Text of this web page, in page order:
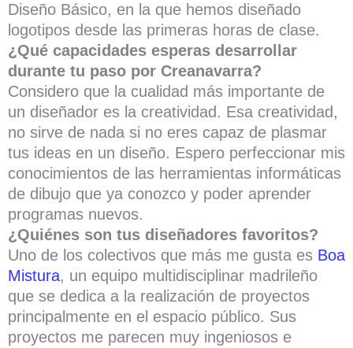
Diseño Básico, en la que hemos diseñado
logotipos desde las primeras horas de clase.
¿Qué capacidades esperas desarrollar
durante tu paso por Creanavarra?
Considero que la cualidad más importante de
un diseñador es la creatividad. Esa creatividad,
no sirve de nada si no eres capaz de plasmar
tus ideas en un diseño. Espero perfeccionar mis
conocimientos de las herramientas informáticas
de dibujo que ya conozco y poder aprender
programas nuevos.
¿Quiénes son tus diseñadores favoritos?
Uno de los colectivos que más me gusta es Boa
Mistura, un equipo multidisciplinar madrileño
que se dedica a la realización de proyectos
principalmente en el espacio público. Sus
proyectos me parecen muy ingeniosos e